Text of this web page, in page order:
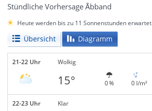
Stündliche Vorhersage Ābband
Heute werden bis zu 11 Sonnenstunden erwartet
Übersicht Diagramm
21-22 Uhr Wolkig
15° 0 % 0 l/m²
22-23 Uhr Klar